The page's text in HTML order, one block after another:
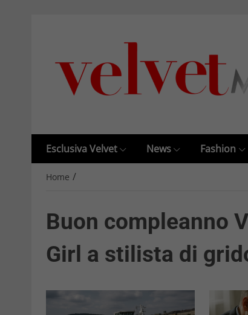
Esclusiva Velvet News Fashion
Home /
Buon compleanno
Girl a stilista di